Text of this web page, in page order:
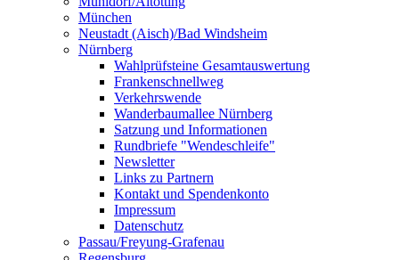
München
Neustadt (Aisch)/Bad Windsheim
Nürnberg
Wahlprüfsteine Gesamtauswertung
Frankenschnellweg
Verkehrswende
Wanderbaumallee Nürnberg
Satzung und Informationen
Rundbriefe "Wendeschleife"
Newsletter
Links zu Partnern
Kontakt und Spendenkonto
Impressum
Datenschutz
Passau/Freyung-Grafenau